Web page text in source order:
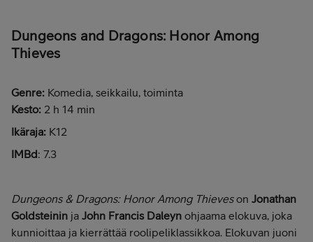
Dungeons and Dragons: Honor Among
Thieves
Genre: Komedia, seikkailu, toiminta
Kesto: 2 h 14 min
Ikäraja: K12
IMBd: 7.3
Dungeons & Dragons: Honor Among Thieveson Jonathan
Goldsteinin ja John Francis Daleyn ohjaama elokuva, joka
kunnioittaa ja kierrättää roolipeliklassikkoa. Elokuvan juoni